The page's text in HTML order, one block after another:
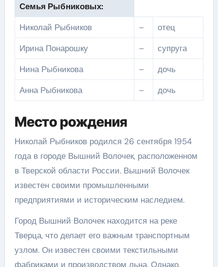
Семья Рыбниковых:
Николай Рыбников
–
отец
Ирина Понарошку
–
супруга
Нина Рыбникова
–
дочь
Анна Рыбникова
– дочь
Место рождения
Николай Рыбников родился 26 сентября 1954
года в городе Вышний Волочек, расположенном
в Тверской области России. Вышний Волочек
известен своими промышленными
предприятиями и историческим наследием.
Город Вышний Волочек находится на реке
Тверца, что делает его важным транспортным
узлом. Он известен своими текстильными
фабриками и производством льна. Однако,